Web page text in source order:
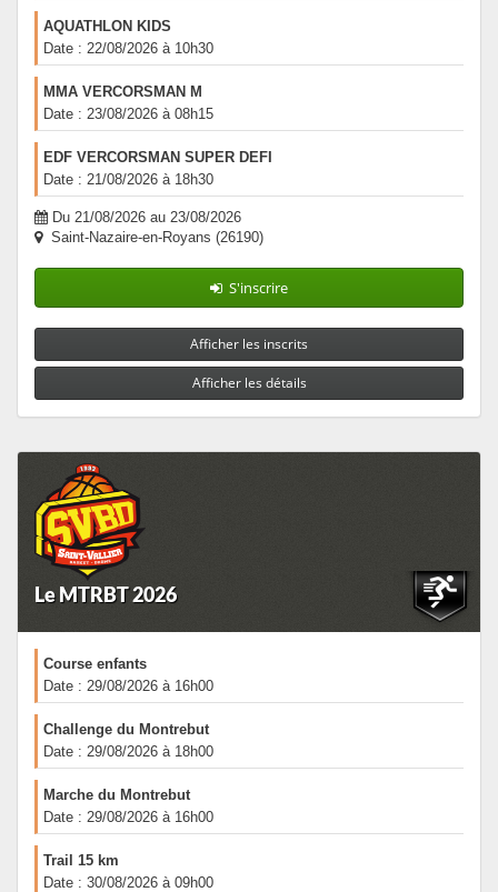
AQUATHLON KIDS
Date : 22/08/2026 à 10h30
MMA VERCORSMAN M
Date : 23/08/2026 à 08h15
EDF VERCORSMAN SUPER DEFI
Date : 21/08/2026 à 18h30
Du 21/08/2026 au 23/08/2026
Saint-Nazaire-en-Royans (26190)
S'inscrire
Afficher les inscrits
Afficher les détails
Le MTRBT 2026
Course enfants
Date : 29/08/2026 à 16h00
Challenge du Montrebut
Date : 29/08/2026 à 18h00
Marche du Montrebut
Date : 29/08/2026 à 16h00
Trail 15 km
Date : 30/08/2026 à 09h00